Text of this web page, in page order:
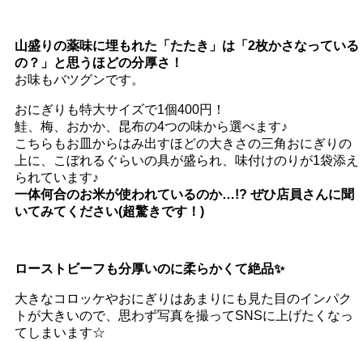
山盛りの薬味に埋もれた「たたき」は「2枚かさなっている
の？」と思うほどの分厚さ！
お味もバツグンです。
おにぎりも特大サイズで1個400円！
鮭、梅、おかか、昆布の4つの味から選べます♪
こちらもお皿からはみ出すほどの大きさの三角おにぎりの
上に、こぼれるぐらいの具が盛られ、味付けのりが1袋添え
られています♪
一体何合のお米が使われているのか…!? ぜひ店員さんに聞
いてみてください(超驚きです！)
ローストビーフも分厚いのに柔らかくて絶品✨
大きなコロッケやおにぎりはあまりにも見た目のインパク
トが大きいので、思わず写真を撮ってSNSに上げたくなっ
てしまいます☆